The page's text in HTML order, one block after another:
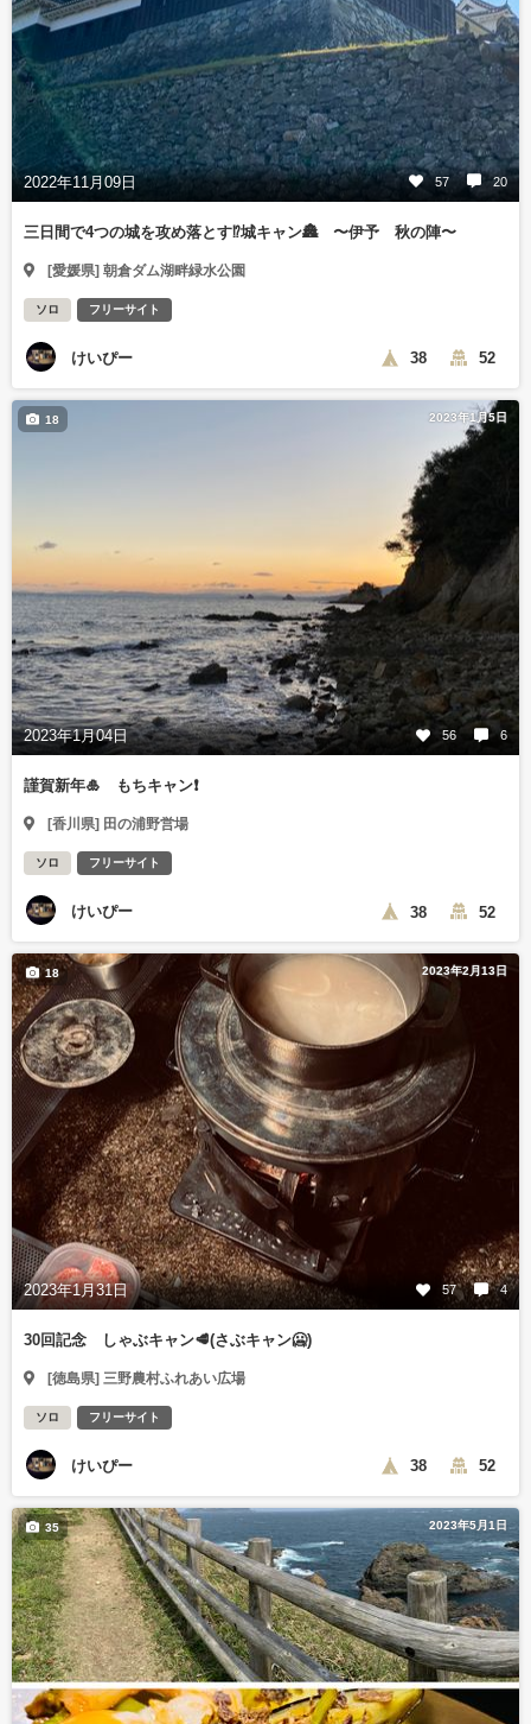
2022年11月09日 57 20
三日間で4つの城を攻め落とす⁉️城キャン🏯 〜伊予 秋の陣〜
[愛媛県] 朝倉ダム湖畔緑水公園
ソロ フリーサイト
けいぴー 38 52
2023年1月5日
2023年1月04日 56 6
18
謹賀新年🎍 もちキャン❗️
[香川県] 田の浦野営場
ソロ フリーサイト
けいぴー 38 52
2023年2月13日
2023年1月31日 57 4
18
30回記念 しゃぶキャン🥩(さぶキャン🥶)
[徳島県] 三野農村ふれあい広場
ソロ フリーサイト
けいぴー 38 52
2023年5月1日
35